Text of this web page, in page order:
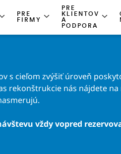
PRE
FIRMY
PRE
KLIENTOV
A
PODPORA
s cieľom zvýšiť úroveň
rekonštrukcie nás nájdete
vždy vopred